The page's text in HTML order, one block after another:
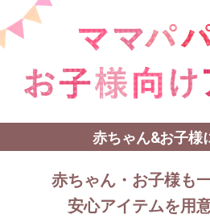
赤ちゃん&お子様
赤ちゃん・お子様も
安心アイテムを用